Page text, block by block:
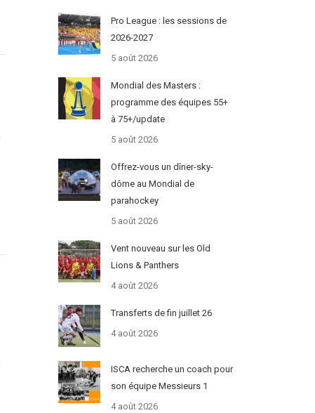
Pro League : les sessions de
2026-2027
5 août 2026
Mondial des Masters :
programme des équipes 55+
à 75+/update
5 août 2026
Offrez-vous un dîner-sky-
dôme au Mondial de
parahockey
5 août 2026
Vent nouveau sur les Old
Lions & Panthers
4 août 2026
Transferts de fin juillet 26
4 août 2026
ISCA recherche un coach pour
son équipe Messieurs 1
4 août 2026